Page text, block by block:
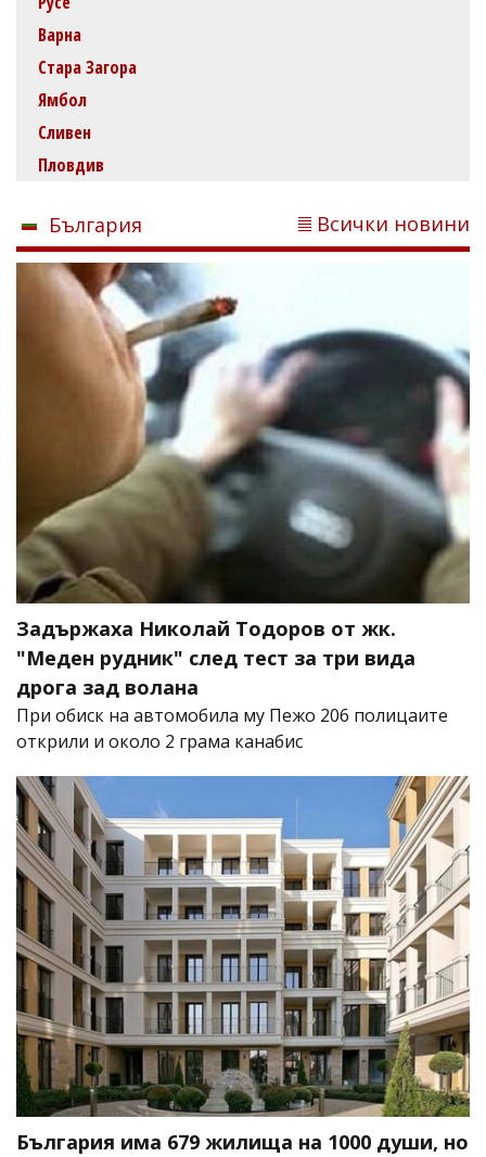
Варна
Стара Загора
Ямбол
Сливен
Пловдив
България Всички новини
Задържаха Николай Тодоров от жк.
"Меден рудник" след тест за три вида
дрога зад волана
При обиск на автомобила му Пежо 206 полицаите
открили и около 2 грама канабис
България има 679 жилища на 1000 души, но